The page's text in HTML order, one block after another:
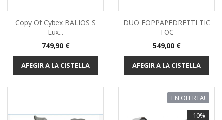
Copy Of Cybex BALIOS S
Lux...
Preu
749,90 €
AFEGIR A LA CISTELLA
DUO FOPPAPEDRETTI TIC
TOC
Preu
549,00 €
AFEGIR A LA CISTELLA
EN OFERTA!
-10%